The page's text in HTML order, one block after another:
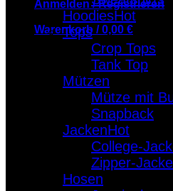
Anmelden / Registrieren
Warenkorb /0,00 €
Warenkorb
Es befinden sich keine
Hoodies
Tops
Crop Tops
Tank Top
Mützen
Mütze mit
Snapback
Jacken
College-
Zipper-
Hosen